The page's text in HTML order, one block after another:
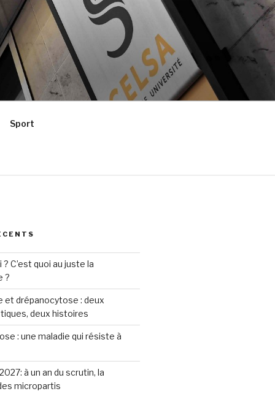
Sport
C’est quoi au juste la
?
et drépanocytose : deux
deux histoires
: une maladie qui résiste à
à un an du scrutin, la
micropartis